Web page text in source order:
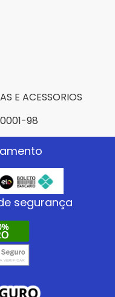
E ACESSORIOS
98
segurança